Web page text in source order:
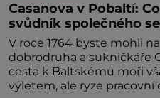
Casanova v Pobaltí:
svůdník společného
V roce 1764 byste mohli
dobrodruha a sukničkáře
cesta k Baltskému moři
výletem, ale ryze